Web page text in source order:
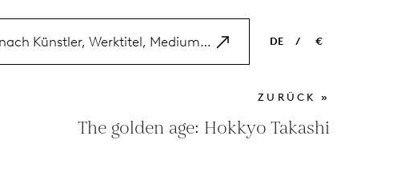
DE
NL
ES
/ €
EUR
GBP
ZURÜCK »
The golden age: Hokkyo Takashi